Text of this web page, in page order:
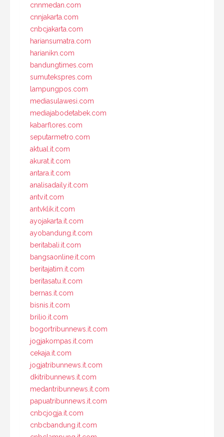
cnnmedan.com
cnnjakarta.com
cnbcjakarta.com
hariansumatra.com
harianikn.com
bandungtimes.com
sumutekspres.com
lampungpos.com
mediasulawesi.com
mediajabodetabek.com
kabarflores.com
seputarmetro.com
aktual.it.com
akurat.it.com
antara.it.com
analisadaily.it.com
antv.it.com
antvklik.it.com
ayojakarta.it.com
ayobandung.it.com
beritabali.it.com
bangsaonline.it.com
beritajatim.it.com
beritasatu.it.com
bernas.it.com
bisnis.it.com
brilio.it.com
bogortribunnews.it.com
jogjakompas.it.com
cekaja.it.com
jogjatribunnews.it.com
dkitribunnews.it.com
medantribunnews.it.com
papuatribunnews.it.com
cnbcjogja.it.com
cnbcbandung.it.com